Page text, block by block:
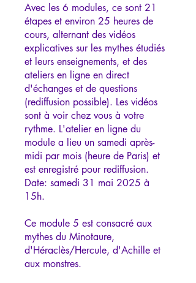
Avec les 6 modules, ce sont 21
étapes et environ 25 heures de
cours, alternant des vidéos
explicatives sur les mythes étudiés
et leurs enseignements, et des
ateliers en ligne en direct
d'échanges et de questions
(rediffusion possible). Les vidéos
sont à voir chez vous à votre
rythme. L'atelier en ligne du
module a lieu un samedi après-
midi par mois (heure de Paris) et
est enregistré pour rediffusion.
Date: samedi 31 mai 2025 à
15h.
Ce module 5 est consacré aux
mythes du Minotaure,
d'Héraclès/Hercule, d'Achille et
aux monstres.